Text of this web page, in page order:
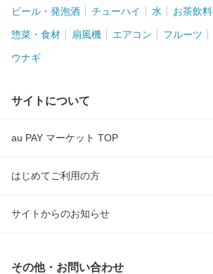
ビール・発泡酒 チューハイ 水 お茶飲料
惣菜・食材 扇風機 エアコン フルーツ
ウナギ
サイトについて
au PAY マーケット TOP
はじめてご利用の方
サイトからのお知らせ
その他・お問い合わせ